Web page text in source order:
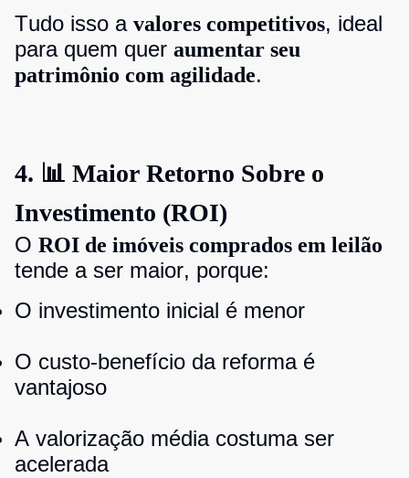
Tudo isso a valores competitivos, ideal
para quem quer aumentar seu
patrimônio com agilidade.
4. 📊 Maior Retorno Sobre o
Investimento (ROI)
O ROI de imóveis comprados em leilão
tende a ser maior, porque:
O investimento inicial é menor
O custo-benefício da reforma é
vantajoso
A valorização média costuma ser
acelerada